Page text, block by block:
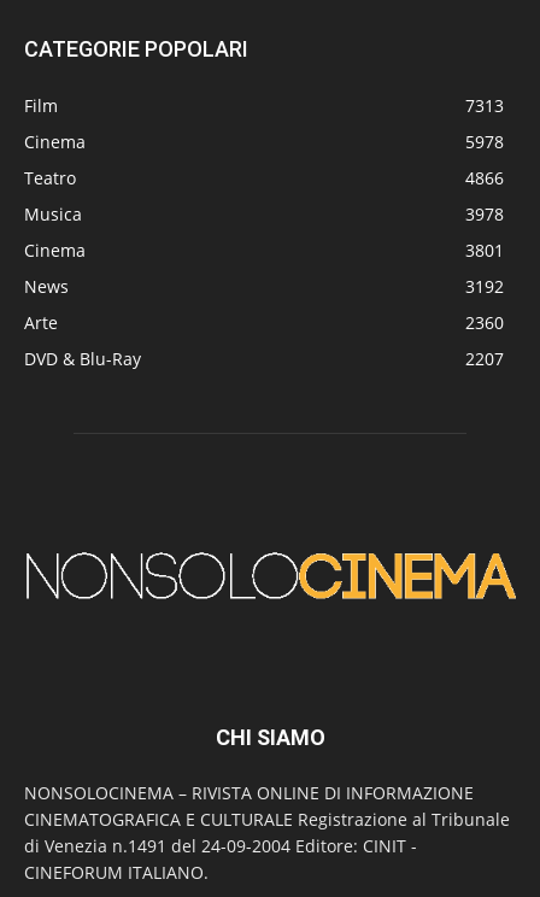
CATEGORIE POPOLARI
Film
7313
Cinema
5978
Teatro
4866
Musica
3978
Cinema
3801
News
3192
Arte
2360
DVD & Blu-Ray
2207
CHI SIAMO
NONSOLOCINEMA – RIVISTA ONLINE DI INFORMAZIONE
CINEMATOGRAFICA E CULTURALE Registrazione al Tribunale
di Venezia n.1491 del 24-09-2004 Editore: CINIT -
CINEFORUM ITALIANO.